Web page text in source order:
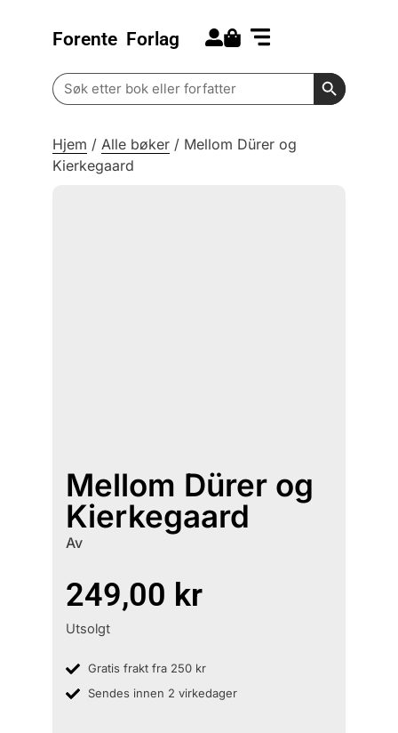
Forente Forlag
Search
for:
Search
Hjem / Alle bøker / Mellom Dürer og
Kierkegaard
Mellom Dürer og
Kierkegaard
Av
249,00 kr
Utsolgt
Gratis frakt fra 250 kr
Sendes innen 2 virkedager